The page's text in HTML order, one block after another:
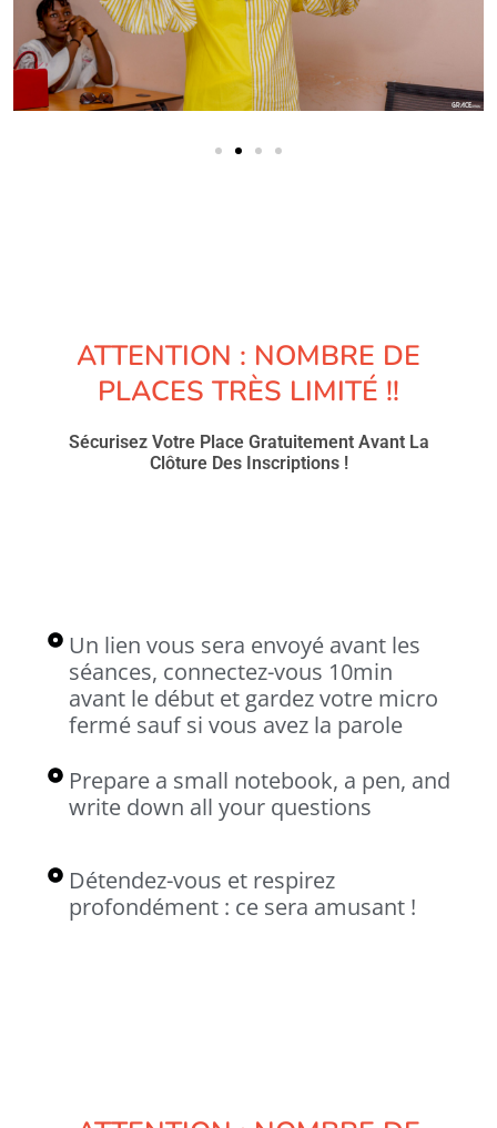
ATTENTION : NOMBRE DE
PLACES TRÈS LIMITÉ !!
Sécurisez Votre Place Gratuitement Avant La
Clôture Des Inscriptions !
Un lien vous sera envoyé avant les
séances, connectez-vous 10min
avant le début et gardez votre micro
fermé sauf si vous avez la parole
Prepare a small notebook, a pen, and
write down all your questions
Détendez-vous et respirez
profondément : ce sera amusant !